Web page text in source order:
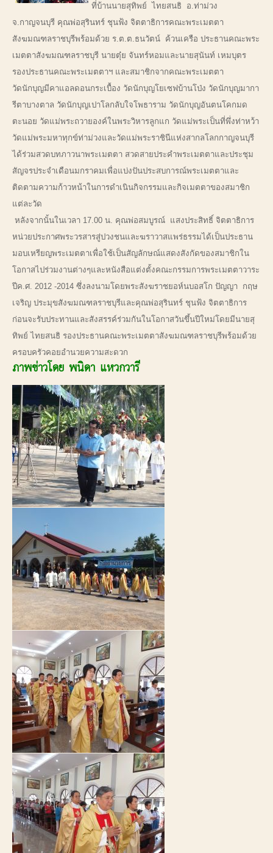
ที่บ้านนายสุทิพย์ ไทยสนธิ อ.ท่าม่วง
จ.กาญจนบุรี คุณพ่อสุรินทร์ ชุนฟ้ง จิตตาธิการคณะพระเมตตา
สังฆมณฑลราชบุรีพร้อมด้วย ร.ต.ต.ธนวัตน์ ค้วนเครือ ประธานคณะพระ
เมตตาสังฆมณฑลราชบุรี นายตุ๋ย จันทร์หอมและนายสุนันท์ เหมบุตร
รองประธานคณะพระเมตตาฯ และสมาชิกจากคณะพระเมตตา
วัดนักบุญมีคาแอลดอนกระเบื้อง วัดนักบุญโยเซฟบ้านโป่ง วัดนักบุญมากา
รีตาบางตาล วัดนักบุญเปาโลกลับใจโพธาราม วัดนักบุญอันตนโคกมด
ตะนอย วัดแม่พระถวายองค์ในพระวิหารลูกแก วัดแม่พระเป็นที่พึ่งท่าหว้า
วัดแม่พระมหาทุกข์ท่าม่วงและวัดแม่พระราชินีแห่งสากลโลกกาญจนบุรี
ได้ร่วมสวดบทภาวนาพระเมตตา สวดสายประคำพระเมตตาและประชุม
สัญจรประจำเดือนมกราคมเพื่อแบ่งปันประสบการณ์พระเมตตาและ
ติดตามความก้าวหน้าในการดำเนินกิจกรรมและกิจเมตตาของสมาชิก
แต่ละวัด
หลังจากนั้นในเวลา 17.00 น. คุณพ่อสมบูรณ์ แสงประสิทธิ์ จิตตาธิการ
หน่วยประกาศพระวรสารสู่ปวงชนและฆราวาสแพร่ธรรมได้เป็นประธาน
มอบเหรียญพระเมตตาเพื่อใช้เป็นสัญลักษณ์แสดงสังกัดของสมาชิกใน
โอกาสไปร่วมงานต่างๆและหนังสือแต่งตั้งคณะกรรมการพระเมตตาวาระ
ปีค.ศ. 2012 -2014 ซึ่งลงนามโดยพระสังฆราชยอห์นบอสโก ปัญญา กฤษ
เจริญ ประมุขสังฆมณฑลราชบุรีและคุณพ่อสุรินทร์ ชุนฟ้ง จิตตาธิการ
ก่อนจะรับประทานและสังสรรค์ร่วมกันในโอกาสวันขึ้นปีใหม่โดยมีนายสุ
ทิพย์ ไทยสนธิ รองประธานคณะพระเมตตาสังฆมณฑลราชบุรีพร้อมด้วย
ครอบครัวคอยอำนวยความสะดวก
ภาพข่าวโดย พนิดา แหวกวารี